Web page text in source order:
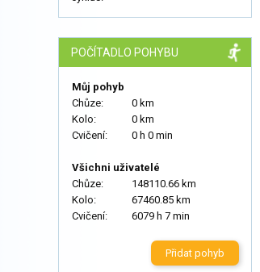
POČÍTADLO POHYBU
Můj pohyb
Chůze:
0 km
Kolo:
0 km
Cvičení:
0 h 0 min
Všichni uživatelé
Chůze:
148110.66 km
Kolo:
67460.85 km
Cvičení:
6079 h 7 min
Přidat pohyb